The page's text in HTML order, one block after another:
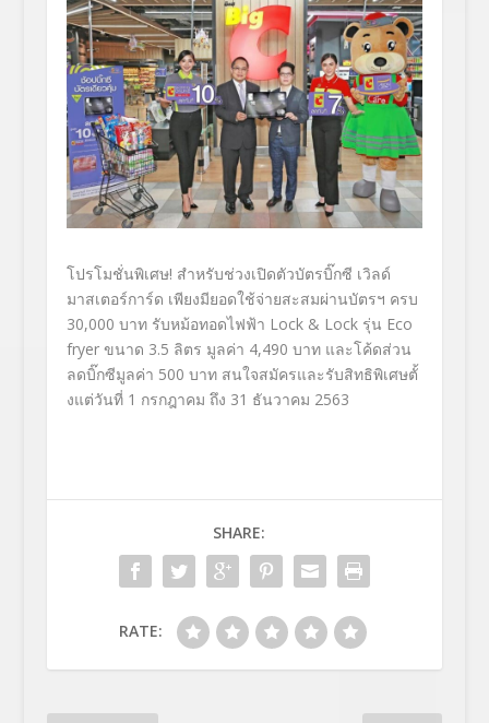
โปรโมชั่นพิเศษ! สำหรับช่วงเปิดตัวบัตรบิ๊กซี เวิลด์
มาสเตอร์การ์ด เพียงมียอดใช้จ่ายสะสมผ่านบัตรฯ ครบ
30,000 บาท รับหม้อทอดไฟฟ้า Lock & Lock รุ่น Eco
fryer ขนาด 3.5 ลิตร มูลค่า 4,490 บาท และโค้ดส่วน
ลดบิ๊กซีมูลค่า 500 บาท สนใจสมัครและรับสิทธิพิเศษตั้
งแต่วันที่ 1 กรกฎาคม ถึง 31 ธันวาคม 2563
SHARE:
RATE: